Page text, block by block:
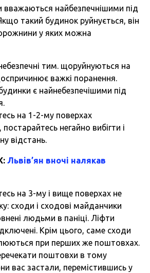
вважаються найбезпечнішими під
такий будинок руйнується, він
у яких можна
тим. щоруйнуються на
важкі поранення.
є найнебезпечішими під
на 1-2-му поверхах
негайно вибігти і
відстань.
Львів’ян вночі налякав
на 3-му і вище поверхах не
сходи і сходові майданчики
людьми в паніці. Ліфти
Крім цього, саме сходи
при перших же поштовхах.
поштовхи в тому
вас застали, перемістившись у